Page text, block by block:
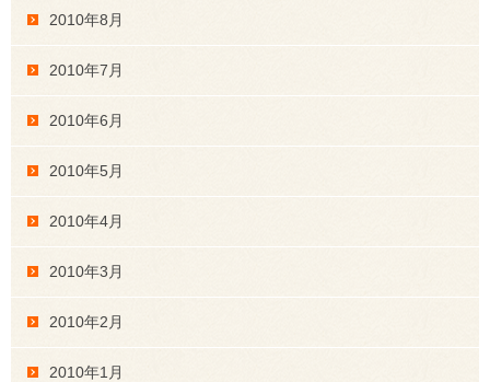
2010年8月
2010年7月
2010年6月
2010年5月
2010年4月
2010年3月
2010年2月
2010年1月